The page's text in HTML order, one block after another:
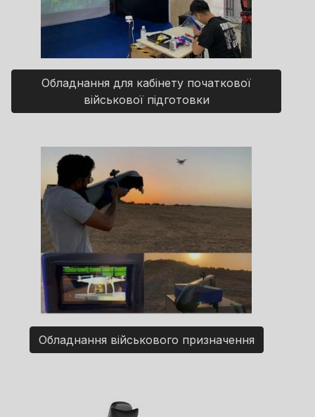
Обладнання для кабінету початкової
військової підготовки
Обладнання військового призначення